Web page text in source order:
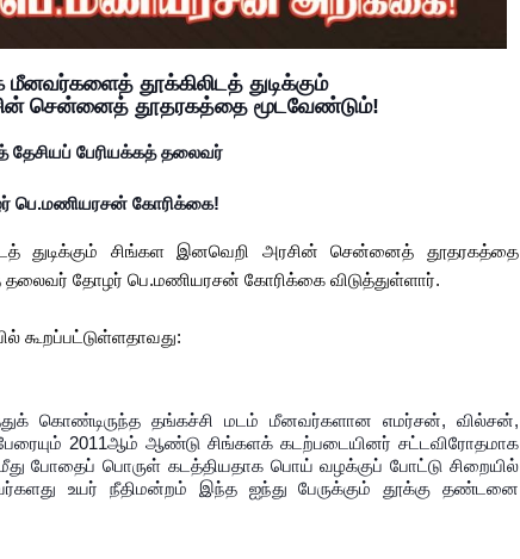
மீனவர்களைத் தூக்கிலிடத் துடிக்கும்
சென்னைத் தூதரகத்தை மூடவேண்டும்!
தேசியப் பேரியக்கத் தலைவர்
பெ.மணியரசன் கோரிக்கை!
துடிக்கும் சிங்கள இனவெறி அரசின் சென்னைத் தூதரகத்தை
தலைவர் தோழர் பெ.மணியரசன் கோரிக்கை விடுத்துள்ளார்.
கூறப்பட்டுள்ளதாவது:
கொண்டிருந்த தங்கச்சி மடம் மீனவர்களான எமர்சன், வில்சன்,
2011ஆம் ஆண்டு சிங்களக் கடற்படையினர் சட்டவிரோதமாக
போதைப் பொருள் கடத்தியதாக பொய் வழக்குப் போட்டு சிறையில்
உயர் நீதிமன்றம் இந்த ஐந்து பேருக்கும் தூக்கு தண்டனை